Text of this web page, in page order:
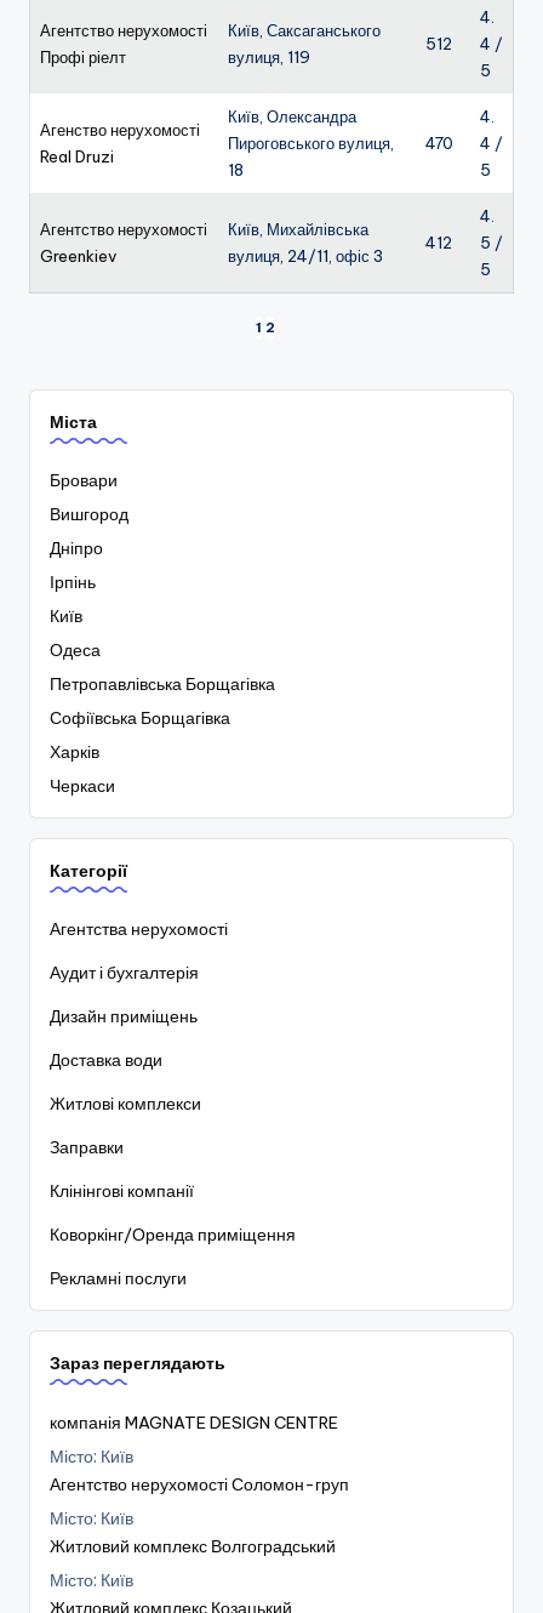
Агентство нерухомості
Профі ріелт
Київ, Саксаганського
вулиця, 119
512
4.
4 /
5
Агенство нерухомості
Real Druzi
Київ, Олександра
Пироговського вулиця,
18
470
4.
4 /
5
Агентство нерухомості
Greenkiev
Київ, Михайлівська
вулиця, 24/11, офіс 3
412
4.
5 /
5
1 2
Міста
Бровари
Вишгород
Дніпро
Ірпінь
Київ
Одеса
Петропавлівська Борщагівка
Софіївська Борщагівка
Харків
Черкаси
Категорії
Агентства нерухомості
Аудит і бухгалтерія
Дизайн приміщень
Доставка води
Житлові комплекси
Заправки
Клінінгові компанії
Коворкінг/Оренда приміщення
Рекламні послуги
Зараз переглядають
компанія MAGNATE DESIGN CENTRE
Місто: Київ
Агентство нерухомості Соломон-груп
Місто: Київ
Житловий комплекс Волгоградський
Місто: Київ
Житловий комплекс Козацький